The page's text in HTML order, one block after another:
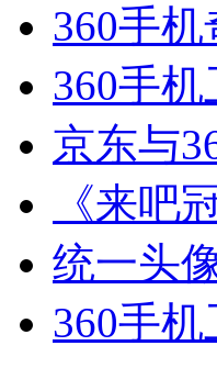
360手
360手
京东与
《来吧
统一头
360手